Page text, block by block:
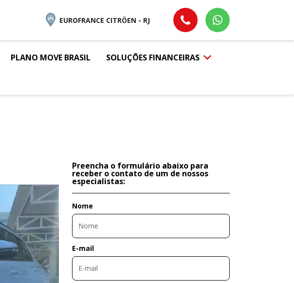
EUROFRANCE CITRÖEN - RJ
PLANO MOVE BRASIL
SOLUÇÕES FINANCEIRAS
Preencha o formulário abaixo para
receber o contato de um de nossos
especialistas:
Nome
E-mail